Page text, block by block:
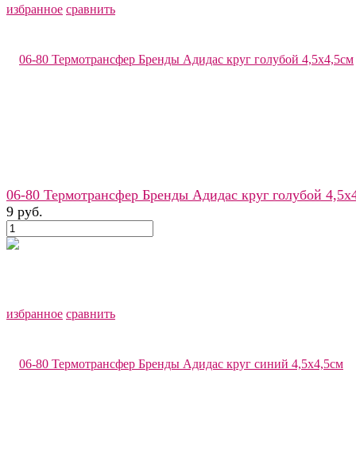
избранное сравнить
избранное сравнить
06-80 Термотрансфер Бренды Адидас круг голубой
9 руб.